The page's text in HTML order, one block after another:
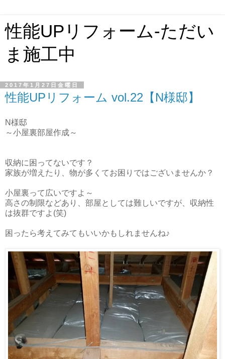
性能UPリフォーム-ただい
ま施工中
2017年1月27日金曜日
性能UPリフォーム vol.22【N様邸】
N様邸
～小屋裏部屋作成～
収納に困ってないです？
家族が増えたり、物が多くてお困りではございませんか？
小屋裏って広いですよ～
高さの制限などあり、部屋としては難しいですが、収納性
は抜群ですよ(笑)
困ったら考えてみてもいいかもしれませんね♪